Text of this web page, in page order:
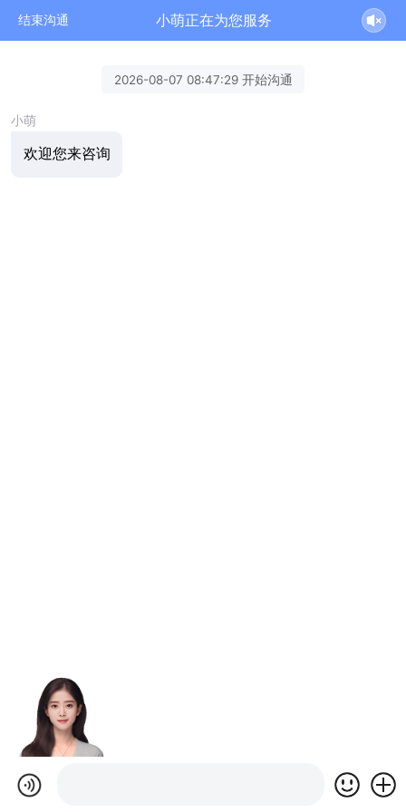
结束沟通 小萌正在为您服务
2026-08-07 08:47:29 开始沟通
小萌
欢迎您来咨询